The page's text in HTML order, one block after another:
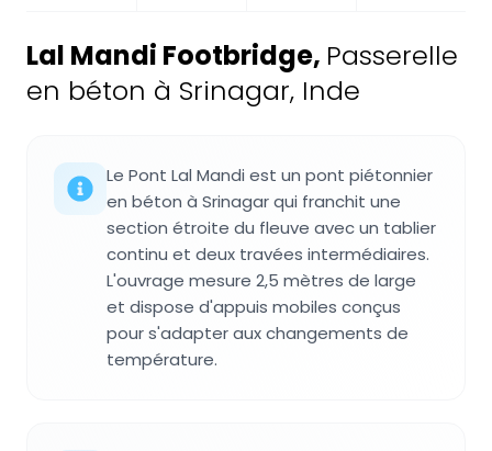
Lal Mandi Footbridge, Passerelle
en béton à Srinagar, Inde
Le Pont Lal Mandi est un pont piétonnier
en béton à Srinagar qui franchit une
section étroite du fleuve avec un tablier
continu et deux travées intermédiaires.
L'ouvrage mesure 2,5 mètres de large
et dispose d'appuis mobiles conçus
pour s'adapter aux changements de
température.